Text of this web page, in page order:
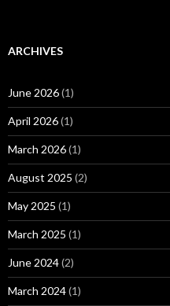
ARCHIVES
June 2026(1)
April 2026(1)
March 2026(1)
August 2025 (2)
May 2025 (1)
March 2025 (1)
June 2024(2)
March 2024(1)